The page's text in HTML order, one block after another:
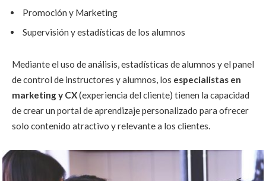
Promoción y Marketing
Supervisión y estadísticas de los alumnos
Mediante el uso de análisis, estadísticas de alumnos y el panel
de control de instructores y alumnos, los especialistas en
marketing y CX(experiencia del cliente) tienen la capacidad
de crear un portal de aprendizaje personalizado para ofrecer
solo contenido atractivo y relevante a los clientes.